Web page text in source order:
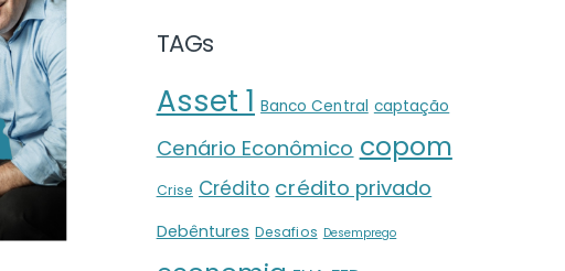
TAGs
Asset 1 Banco Central captação
Cenário Econômico copom
Crise Crédito crédito privado
Debêntures Desafios Desemprego